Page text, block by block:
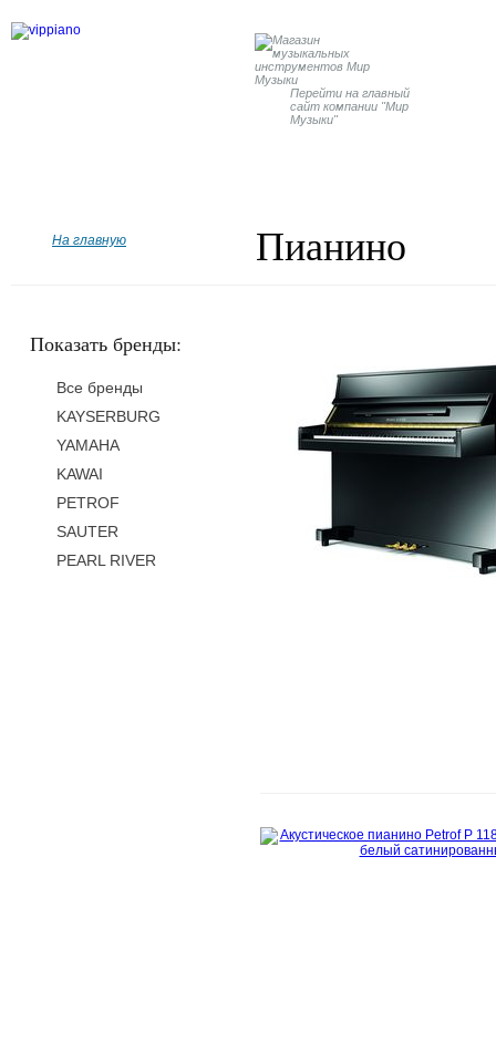
Перейти на главный
сайт компании "Мир
Музыки"
На главную Пианино
Показать бренды:
Все бренды
KAYSERBURG
YAMAHA
KAWAI
PETROF
SAUTER
PEARL RIVER